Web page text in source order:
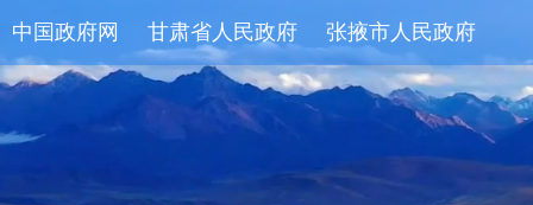
中国政府网 甘肃省人民政府 张掖市人民政府